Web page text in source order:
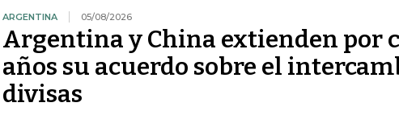
ARGENTINA 05/08/2026
Argentina y China extienden por
años su acuerdo sobre el
divisas